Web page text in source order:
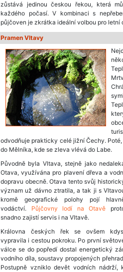
zůstává jedinou českou řekou, která
každého počasí. V kombinaci s
půjčoven je zkrátka ideální volbou pro letní
Pramen Vltavy
odvodňuje prakticky celé jižní Čechy.
do Mělníka, kde se zleva vlévá do Labe.
Původně byla Vltava, stejně jako
Otava, využívána pro plavení dřeva a
dopravu obecně. Otava tento svůj
význam už dávno ztratila, a tak ji s
kromě geografické polohy pojí
vodáctví. Půjčovny lodí na Otavě
snadno zajistí servis i na Vltavě.
Královna českých řek se ovšem
vypravila i cestou pokroku. Po první
válce se do popředí dostal energetický
vodního díla, soustavy propojených
Postupně vzniklo devět vodních nádrží,